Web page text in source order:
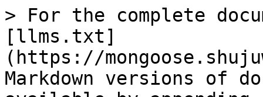
> For the complete
[llms.txt]
(https://
Markdown versions of